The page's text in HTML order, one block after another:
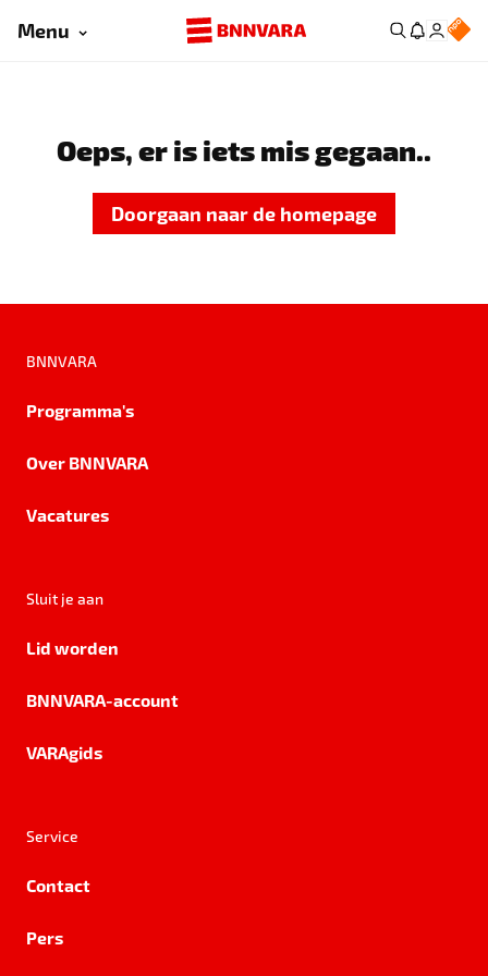
Menu
Oeps, er is iets mis gegaan..
Doorgaan naar de homepage
BNNVARA
Programma's
Over BNNVARA
Vacatures
Sluit je aan
Lid worden
BNNVARA-account
VARAgids
Service
Contact
Pers